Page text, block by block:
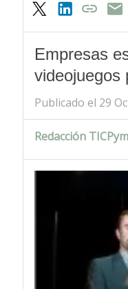
Empresas
videojuegos
Publicado el 29
Redacción